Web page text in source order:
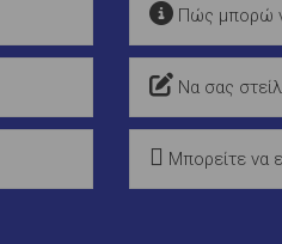
Πώς μπορώ
Να σας
Μπορείτε να